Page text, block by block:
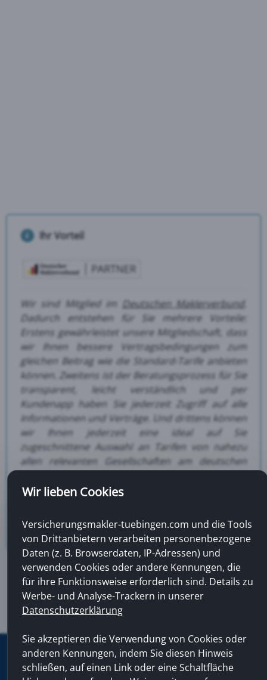
Ihr Vorteil
Wir sind Mitglied im Deutschen Maklerverbund
Dadurch entstehen für Sie mehrere Vorteile:
Erstens gewährleistet unsere Mitgliedschaft, dass
wir Ihnen bessere Vertragsbedingungen zum
gleichen Beitrag wie die Standard-Tarife anbieten
können. Zweitens ist der Beratungsprozess für Sie
transparent, leicht verständlich und per
Kundenapp haben Sie jederzeit Zugriff auf alle
Informationen und Verträge. Und drittens können
wir Ihnen jederzeit eine ideal auf Sie
zugeschnittene Auswahl an Tarifen von nahezu
allen relevanten Gesellschaften am deutschen
Maklerverbund zählen wir zu den sogenannten
Gemeinschaft zertifiziert.
www.versicherungsmakler-tuebingen.com © 2012 - 2026 |Kontakt|
Impressum|Datenschutz|Erstinformation
Wir lieben Cookies
Versicherungsmakler-tuebingen.com und die Tools
von Drittanbietern verarbeiten personenbezogene
Daten (z. B. Browserdaten, IP-Adressen) und
verwenden Cookies oder andere Kennungen, die
für ihre Funktionsweise erforderlich sind. Details zu
Werbe- und Analyse-Trackern in unserer
Datenschutzerklärung
Sie akzeptieren die Verwendung von Cookies oder
anderen Kennungen, indem Sie diesen Hinweis
schließen, auf einen Link oder eine Schaltfläche